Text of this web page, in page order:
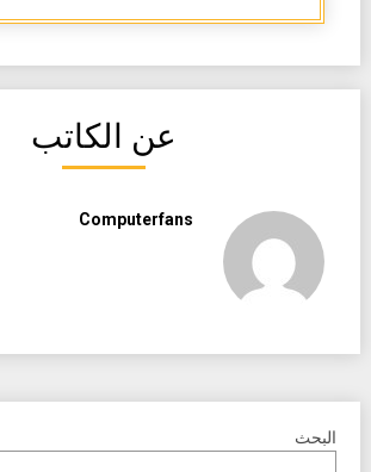
عن الكاتب
Computerfans
البحث